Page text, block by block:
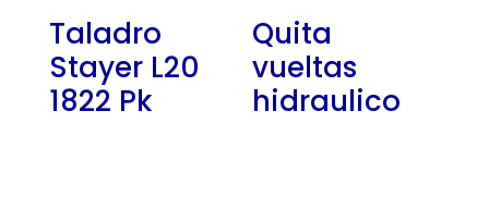
Taladro
Stayer L20
1822 Pk
Quita
vueltas
hidraulico